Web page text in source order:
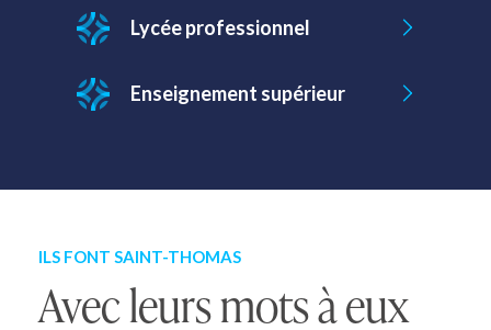
Lycée professionnel
Enseignement supérieur
ILS FONT SAINT-THOMAS
Avec leurs mots à eux